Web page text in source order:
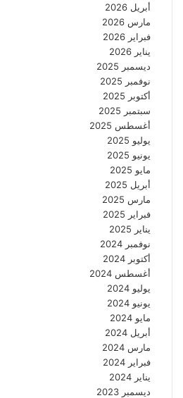
أبريل 2026
مارس 2026
فبراير 2026
يناير 2026
ديسمبر 2025
نوفمبر 2025
أكتوبر 2025
سبتمبر 2025
أغسطس 2025
يوليو 2025
يونيو 2025
مايو 2025
أبريل 2025
مارس 2025
فبراير 2025
يناير 2025
نوفمبر 2024
أكتوبر 2024
أغسطس 2024
يوليو 2024
يونيو 2024
مايو 2024
أبريل 2024
مارس 2024
فبراير 2024
يناير 2024
ديسمبر 2023